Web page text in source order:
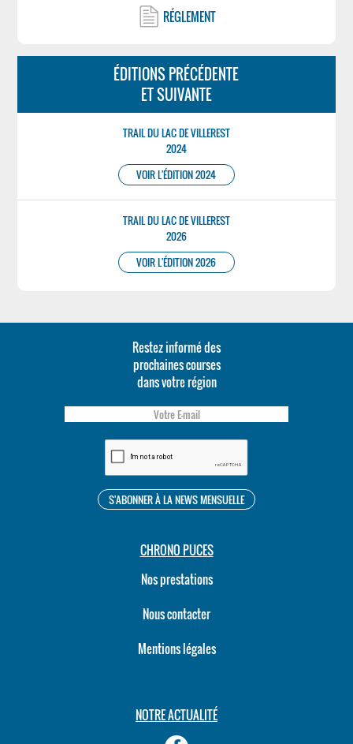
RÉGLEMENT
ÉDITIONS PRÉCÉDENTE
ET SUIVANTE
TRAIL DU LAC DE VILLEREST
2024
VOIR L'ÉDITION 2024
TRAIL DU LAC DE VILLEREST
2026
VOIR L'ÉDITION 2026
Restez informé des
prochaines courses
dans votre région
CHRONO PUCES
Nos prestations
Nous contacter
Mentions légales
NOTRE ACTUALITÉ